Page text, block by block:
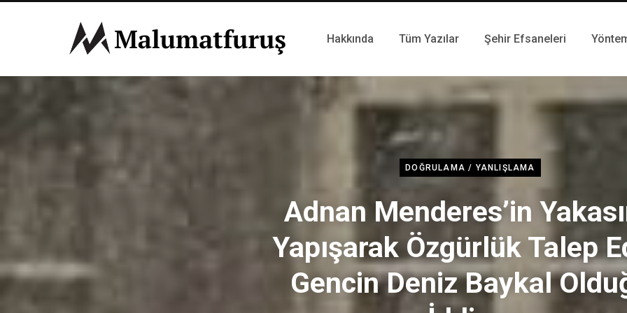
Hakkında Tüm Yazılar Şehir Efsaneleri
DOĞRULAMA / YANLIŞLAMA
Adnan Menderes’in
Yapışarak Özgürlük Talep
Gencin Deniz Baykal